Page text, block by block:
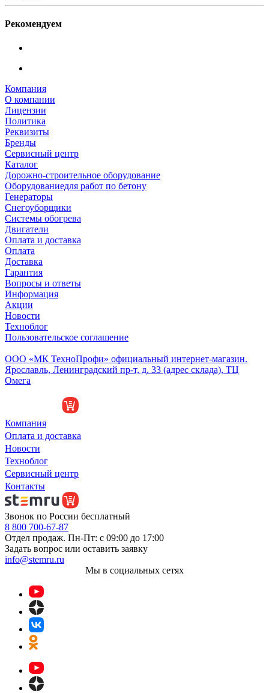
Рекомендуем
Компания
О компании
Лицензии
Политика
Реквизиты
Бренды
Сервисный центр
Каталог
Дорожно-строительное оборудование
Оборудованиедля работ по бетону
Генераторы
Снегоуборщики
Системы обогрева
Двигатели
Оплата и доставка
Оплата
Доставка
Гарантия
Вопросы и ответы
Информация
Акции
Новости
Техноблог
Пользовательское соглашение
ООО «МК ТехноПрофи» официальный интернет-магазин.
Ярославль, Ленинградский пр-т, д. 33 (адрес склада), ТЦ
Омега
Компания
Оплата и доставка
Новости
Техноблог
Сервисный центр
Контакты
Звонок по России бесплатный
8 800 700-67-87
Отдел продаж. Пн-Пт: с 09:00 до 17:00
Задать вопрос или оставить заявку
info@stemru.ru
Мы в социальных сетях